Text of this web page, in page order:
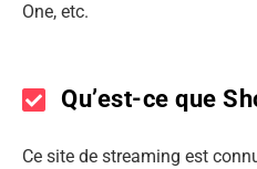
One, etc.
Qu’est-ce que
Ce site de streaming est